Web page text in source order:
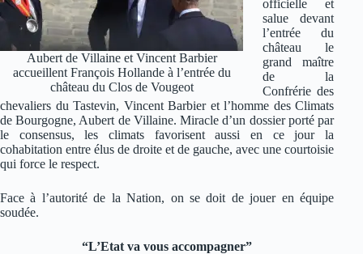
Aubert de Villaine et Vincent Barbier
accueillent François Hollande à l’entrée du
château du Clos de Vougeot
officielle et
salue devant
l’entrée du
château le
grand maître
de la
Confrérie des
chevaliers du Tastevin, Vincent Barbier et l’homme des Climats
de Bourgogne, Aubert de Villaine. Miracle d’un dossier porté par
le consensus, les climats favorisent aussi en ce jour la
cohabitation entre élus de droite et de gauche, avec une courtoisie
qui force le respect.
Face à l’autorité de la Nation, on se doit de jouer en équipe
soudée.
“L’Etat va vous accompagner”